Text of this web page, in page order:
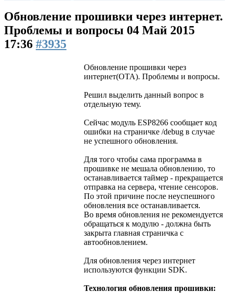
Обновление прошивки через интернет.
Проблемы и вопросы 04 Май 2015
17:36 #3935
Обновление прошивки через
интернет(OTA). Проблемы и вопросы.
Решил выделить данный вопрос в
отдельную тему.
Сейчас модуль ESP8266 сообщает код
ошибки на страничке /debug в случае
не успешного обновления.
Для того чтобы сама программа в
прошивке не мешала обновлению, то
останавливается таймер - прекращается
отправка на сервера, чтение сенсоров.
По этой причине после неуспешного
обновления все останавливается.
Во время обновления не рекомендуется
обращаться к модулю - должна быть
закрыта главная страничка с
автообновлением.
Для обновления через интернет
используются функции SDK.
Технология обновления прошивки: